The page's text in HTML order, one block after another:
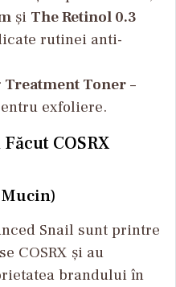
și The Retinol 0.3
rutinei anti-
Toner –
exfoliere.
COSRX
Snail sunt printre
COSRX și au
brandului în